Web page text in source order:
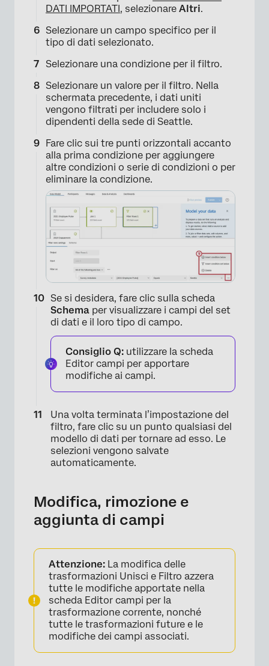
×
DATI IMPORTATI, selezionare Altri.
Selezionare un campo specifico per il
tipo di dati selezionato.
Selezionare una condizione per il filtro.
Selezionare un valore per il filtro. Nella
schermata precedente, i dati uniti
vengono filtrati per includere solo i
dipendenti della sede di Seattle.
Fare clic sui tre punti orizzontali accanto
alla prima condizione per aggiungere
altre condizioni o serie di condizioni o per
eliminare la condizione.
Se si desidera, fare clic sulla scheda
Schema per visualizzare i campi del set
di dati e il loro tipo di campo.
Consiglio Q: utilizzare la scheda
Editor campi per apportare
modifiche ai campi.
Una volta terminata l’impostazione del
filtro, fare clic su un punto qualsiasi del
modello di dati per tornare ad esso. Le
selezioni vengono salvate
automaticamente.
Modifica, rimozione e
aggiunta di campi
Attenzione: La modifica delle
trasformazioni Unisci e Filtro azzera
tutte le modifiche apportate nella
scheda Editor campi per la
trasformazione corrente, nonché
tutte le trasformazioni future e le
modifiche dei campi associati.